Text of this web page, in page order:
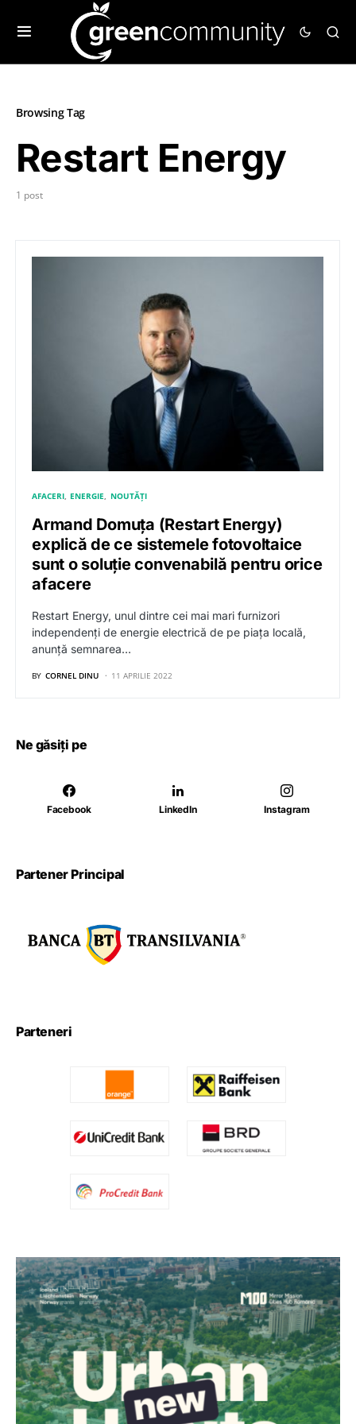
Browsing Tag
Restart Energy
1 post
AFACERI ENERGIE NOUTĂȚI
Armand Domuța (Restart Energy)
explică de ce sistemele fotovoltaice
sunt o soluție convenabilă pentru orice
afacere
Restart Energy, unul dintre cei mai mari furnizori
independenți de energie electrică de pe piața locală,
anunță semnarea…
BY CORNEL DINU 11 APRILIE 2022
Ne găsiți pe
Facebook LinkedIn Instagram
Partener Principal
Parteneri